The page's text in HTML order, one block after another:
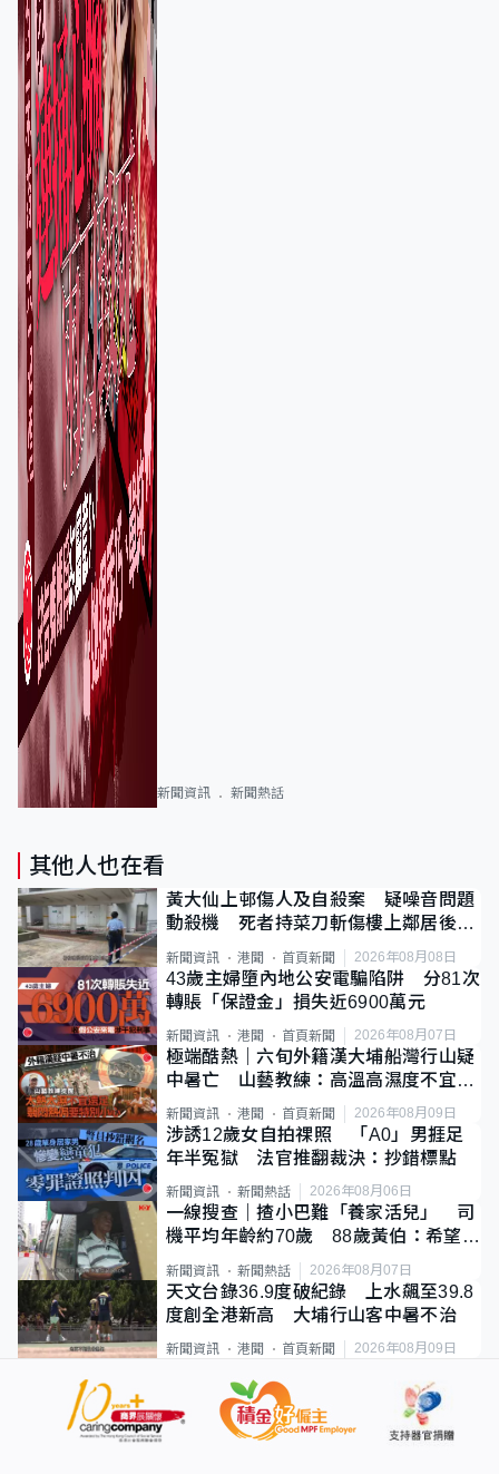
新聞資訊 新聞熱話
其他人也在看
黃大仙上邨傷人及自殺案 疑噪音問題
動殺機 死者持菜刀斬傷樓上鄰居後墮
新聞資訊 港聞 首頁新聞 2026年08月08日
43歲主婦墮內地公安電騙陷阱 分81次
轉賬「保證金」損失近6900萬元
新聞資訊 港聞 首頁新聞 2026年08月07日
極端酷熱｜六旬外籍漢大埔船灣行山疑
中暑亡 山藝教練：高溫高濕度不宜遠
足
新聞資訊 港聞 首頁新聞 2026年08月09日
涉誘12歲女自拍祼照 「A0」男捱足
年半冤獄 法官推翻裁決：抄錯標點
新聞資訊 新聞熱話 2026年08月06日
一線搜查｜揸小巴難「養家活兒」 司
機平均年齡約70歲 88歲黃伯：希望一
直揸落去
新聞資訊 新聞熱話 2026年08月07日
天文台錄36.9度破紀錄 上水飆至39.8
度創全港新高 大埔行山客中暑不治
新聞資訊 港聞 首頁新聞 2026年08月09日